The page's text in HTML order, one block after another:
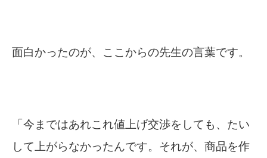
面白かったのが、ここからの先生の言葉です。
「今まではあれこれ値上げ交渉をしても、たい
して上がらなかったんです。それが、商品を作